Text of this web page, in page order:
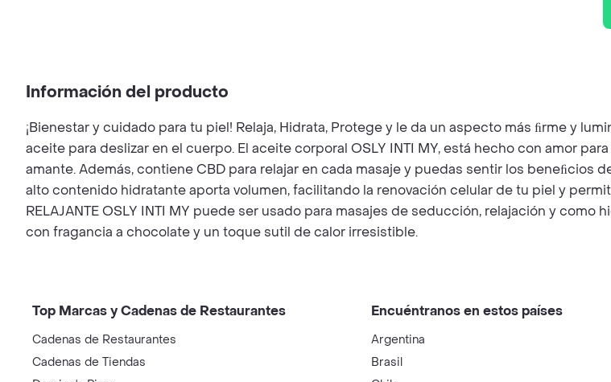
Información del producto
¡Bienestar y cuidado para tu piel! Relaja, Hidrata, Protege y le da un aspecto más ﬁrme y
aceite para deslizar en el cuerpo. El aceite corporal OSLY INTI MY, está hecho con amor
amante. Además, contiene CBD para relajar en cada masaje y puedas sentir los beneﬁcios
alto contenido hidratante aporta volumen, facilitando la renovación celular de tu piel y
RELAJANTE OSLY INTI MY puede ser usado para masajes de seducción, relajación y como
con fragancia a chocolate y un toque sutil de calor irresistible.
Top Marcas y Cadenas de Restaurantes
Cadenas de Restaurantes
Cadenas de Tiendas
Encuéntranos en estos países
Argentina
Brasil